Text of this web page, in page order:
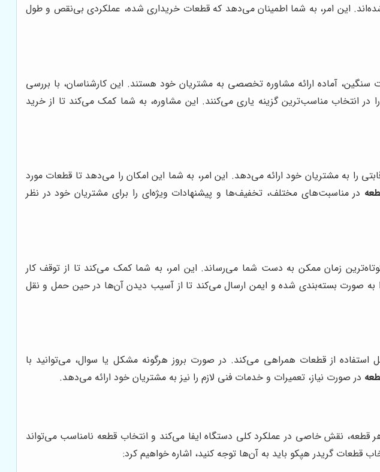
شده‌اند. این امر، به شما اطمینان می‌دهد که قطعات خریداری شده، عملکردی بی‌نقص و طول
سنگین، آماده ارائه مشاوره تخصصی به مشتریان خود هستند. این کارشناسان، با بررسی
انتخاب مناسب‌ترین گزینه یاری می‌کنند. این مشاوره، به شما کمک می‌کند تا از خرید
را به مشتریان خود ارائه می‌دهد. این امر، به شما این امکان را می‌دهد تا قطعات مورد
در مناسبت‌های مختلف، تخفیف‌ها و پیشنهادات ویژه‌ای را برای مشتریان خود در نظر
زمان ممکن به دست شما می‌رساند. این امر، به شما کمک می‌کند تا از توقف کار
به صورت بسته‌بندی شده و ایمن ارسال می‌کند تا از آسیب دیدن آن‌ها در حین حمل و نقل
از قطعات همراهی می‌کند. در صورت بروز هرگونه مشکل یا سوال، می‌توانید با
در صورت نیاز، تعمیرات و خدمات فنی لازم را نیز به مشتریان خود ارائه می‌دهد.
نقش خاصی در عملکرد کلی دستگاه ایفا می‌کند و انتخاب قطعه نامناسب می‌تواند
قطعات گریدر هپکو باید به آن‌ها توجه کنید، اشاره خواهیم کرد: